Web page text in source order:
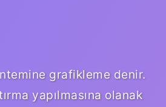
grafikleme denir.
yapılmasına olanak